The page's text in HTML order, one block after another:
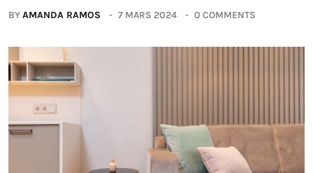
BYAMANDA RAMOS 7 MARS 2024 0 COMMENTS